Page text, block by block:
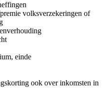
volksverzekeringen of
einde
ook over inkomsten in